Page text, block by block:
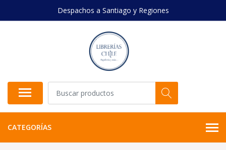
Despachos a Santiago y Regiones
CATEGORÍAS